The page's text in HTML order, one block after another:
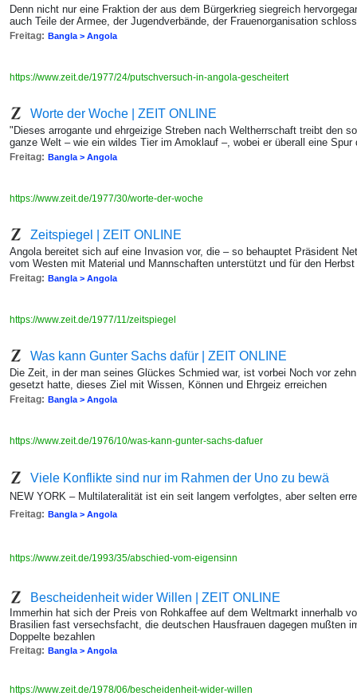
Denn nicht nur eine Fraktion der aus dem Bürgerkrieg siegreich
auch Teile der Armee, der Jugendverbände, der Frauenorganisation
Freitag: Bangla > Angola
https://www.zeit.de/1977/24/putschversuch-in-angola-gescheitert
Worte der Woche | ZEIT ONLINE
"Dieses arrogante und ehrgeizige Streben nach Weltherrschaft treibt den
ganze Welt – wie ein wildes Tier im Amoklauf –, wobei er überall eine
Freitag: Bangla > Angola
https://www.zeit.de/1977/30/worte-der-woche
Zeitspiegel | ZEIT ONLINE
Angola bereitet sich auf eine Invasion vor, die – so behauptet Präsident
vom Westen mit Material und Mannschaften unterstützt und für den Herbst
Freitag: Bangla > Angola
https://www.zeit.de/1977/11/zeitspiegel
Was kann Gunter Sachs dafür | ZEIT ONLINE
Die Zeit, in der man seines Glückes Schmied war, ist vorbei Noch vor
gesetzt hatte, dieses Ziel mit Wissen, Können und Ehrgeiz erreichen
Freitag: Bangla > Angola
https://www.zeit.de/1976/10/was-kann-gunter-sachs-dafuer
Viele Konflikte sind nur im Rahmen der Uno zu bewä
NEW YORK – Multilateralität ist ein seit langem verfolgtes, aber selten
Freitag: Bangla > Angola
https://www.zeit.de/1993/35/abschied-vom-eigensinn
Bescheidenheit wider Willen | ZEIT ONLINE
Immerhin hat sich der Preis von Rohkaffee auf dem Weltmarkt innerhalb
Brasilien fast versechsfacht, die deutschen Hausfrauen dagegen mußten
Doppelte bezahlen
Freitag: Bangla > Angola
https://www.zeit.de/1978/06/bescheidenheit-wider-willen